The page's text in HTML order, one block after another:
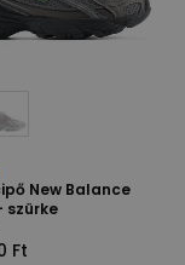
New Balance
szürke
Ft